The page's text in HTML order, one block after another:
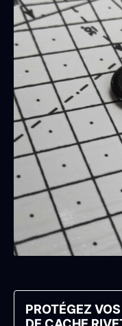
PROTÉGEZ